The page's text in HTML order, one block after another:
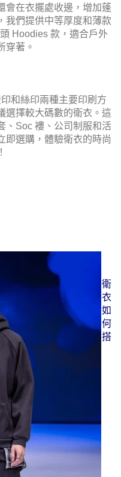
會在衣擺處收邊，增加蓬
我們提供中等厚度和薄款
Hoodies 款，適合戶外
穿著。
和絲印兩種主要印刷方
選擇較大碼數的衛衣。這
、Soc 褸、公司制服和活
即選購，體驗衛衣的時尚
衛
衣
如
何
搭